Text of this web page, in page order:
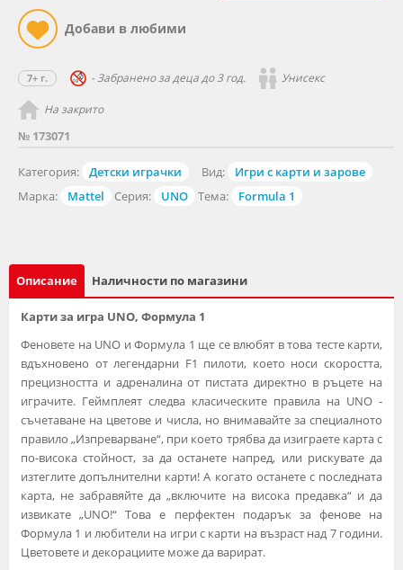
№ 173071
Категория: Детски играчки Вид:
Игри с карти и зарове
Марка:
Mattel Серия: UNO Тема: Formula 1
7+ г. - Забранено за деца до 3 год. Унисекс
На закрито
Описание Наличности по магазини
Карти за игра UNO, Формула 1
Феновете на UNO и Формула 1 ще се влюбят в това тесте карти,
вдъхновено от легендарни F1 пилоти, което носи скоростта,
прецизността и адреналина от пистата директно в ръцете на
играчите. Геймплеят следва класическите правила на UNO -
съчетаване на цветове и числа, но внимавайте за специалното
правило „Изпреварване“, при което трябва да изиграете карта с
по-висока стойност, за да останете напред, или рискувате да
изтеглите допълнителни карти! А когато останете с последната
карта, не забравяйте да „включите на висока предавка“ и да
извикате „UNO!“ Това е перфектен подарък за фенове на
Формула 1 и любители на игри с карти на възраст над 7 години.
Цветовете и декорациите може да варират.